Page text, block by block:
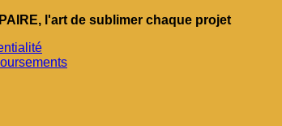
l'art de sublimer chaque projet